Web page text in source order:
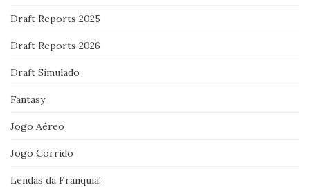
Draft Reports 2025
Draft Reports 2026
Draft Simulado
Fantasy
Jogo Aéreo
Jogo Corrido
Lendas da Franquia!